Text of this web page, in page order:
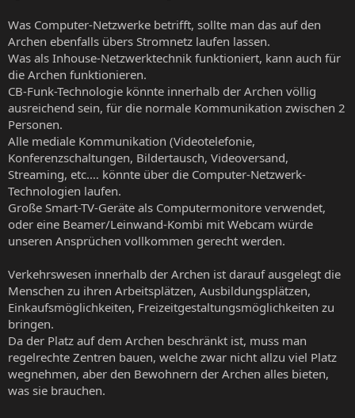
Was Computer-Netzwerke betrifft, sollte man das auf den
Archen ebenfalls übers Stromnetz laufen lassen.
Was als Inhouse-Netzwerktechnik funktioniert, kann auch für
die Archen funktionieren.
CB-Funk-Technologie könnte innerhalb der Archen völlig
ausreichend sein, für die normale Kommunikation zwischen 2
Personen.
Alle mediale Kommunikation (Videotelefonie,
Konferenzschaltungen, Bildertausch, Videoversand,
Streaming, etc.… könnte über die Computer-Netzwerk-
Technologien laufen.
Große Smart-TV-Geräte als Computermonitore verwendet,
oder eine Beamer/Leinwand-Kombi mit Webcam würde
unseren Ansprüchen vollkommen gerecht werden.
Verkehrswesen innerhalb der Archen ist darauf ausgelegt die
Menschen zu ihren Arbeitsplätzen, Ausbildungsplätzen,
Einkaufsmöglichkeiten, Freizeitgestaltungsmöglichkeiten zu
bringen.
Da der Platz auf dem Archen beschränkt ist, muss man
regelrechte Zentren bauen, welche zwar nicht allzu viel Platz
wegnehmen, aber den Bewohnern der Archen alles bieten,
was sie brauchen.